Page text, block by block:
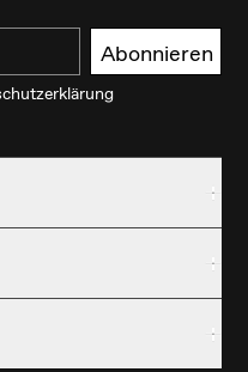
Abonnieren